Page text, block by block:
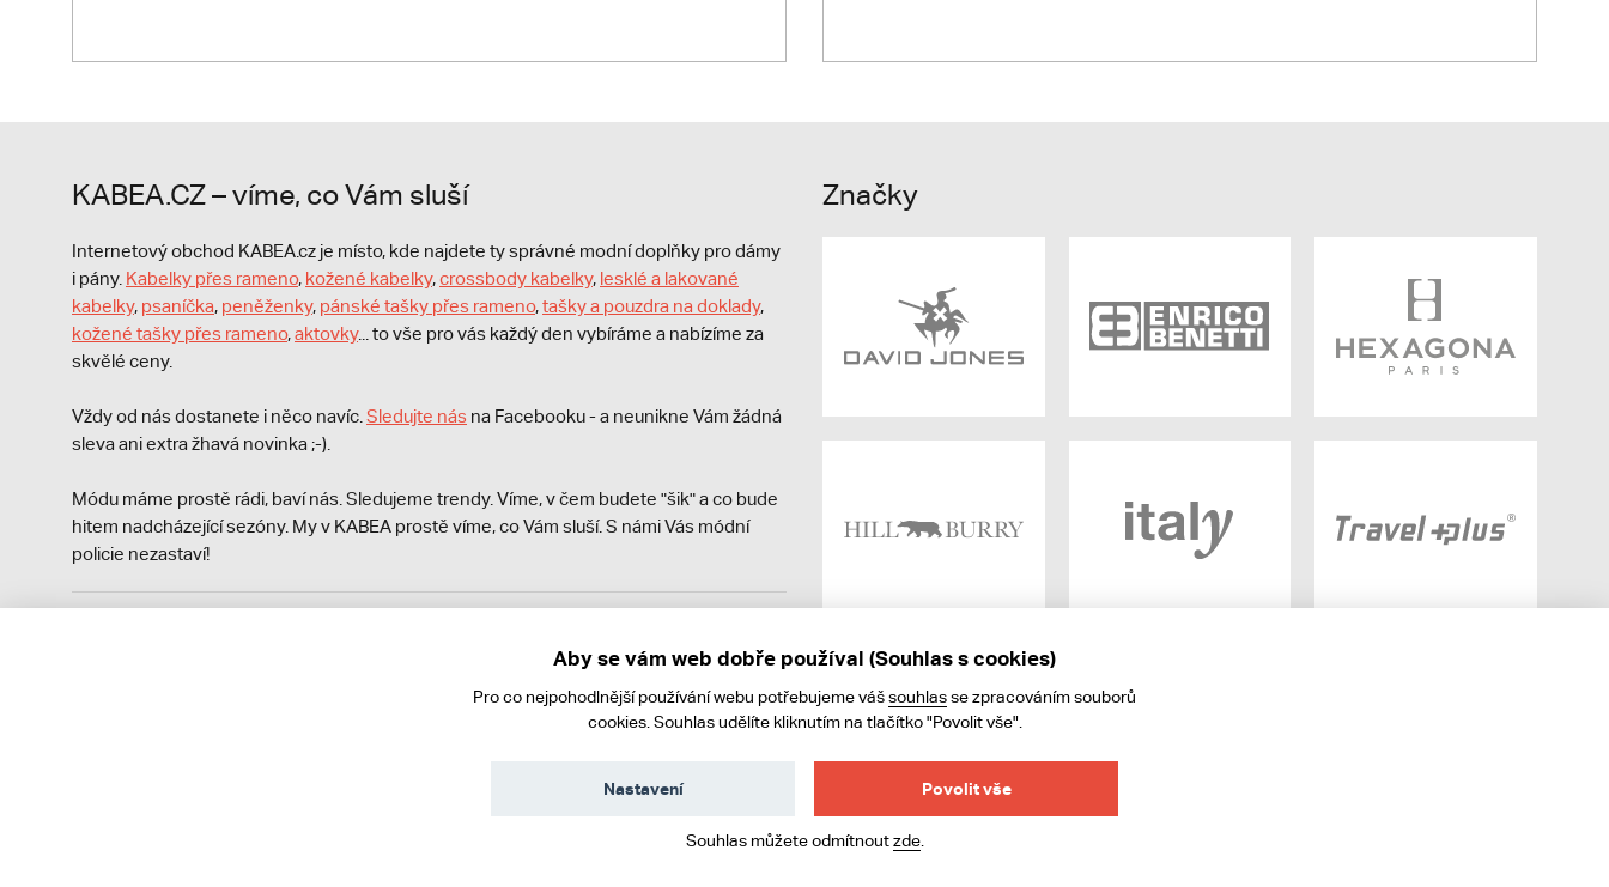
KABEA.CZ – víme, co Vám sluší
Internetový obchod KABEA.cz je místo, kde najdete ty správné modní doplňky pro dámy
i pány. Kabelky přes rameno, kožené kabelky,crossbody kabelky, lesklé a lakované
kabelky, psaníčka, peněženky, pánské tašky přes rameno,tašky a pouzdra na doklady,
kožené tašky přes rameno,aktovky... to vše pro vás každý den vybíráme a nabízíme za
skvělé ceny.
Vždy od nás dostanete i něco navíc. Sledujte nás na Facebooku - a neunikne Vám žádná
sleva ani extra žhavá novinka ;-).
Módu máme prostě rádi, baví nás. Sledujeme trendy. Víme, v čem budete "šik" a co bude
hitem nadcházející sezóny. My v KABEA prostě víme, co Vám sluší. S námi Vás módní
policie nezastaví!
Zároveň je povinen zaevidovat přijatou tržbu u správce daně online; v případě
Značky
Aby se vám web dobře používal (Souhlas s cookies)
Pro co nejpohodlnější používání webu potřebujeme vášsouhlasse zpracováním souborů
cookies. Souhlas udělíte kliknutím na tlačítko "Povolit vše".
Povolit vše
Nastavení
Souhlas můžete odmítnoutzde.